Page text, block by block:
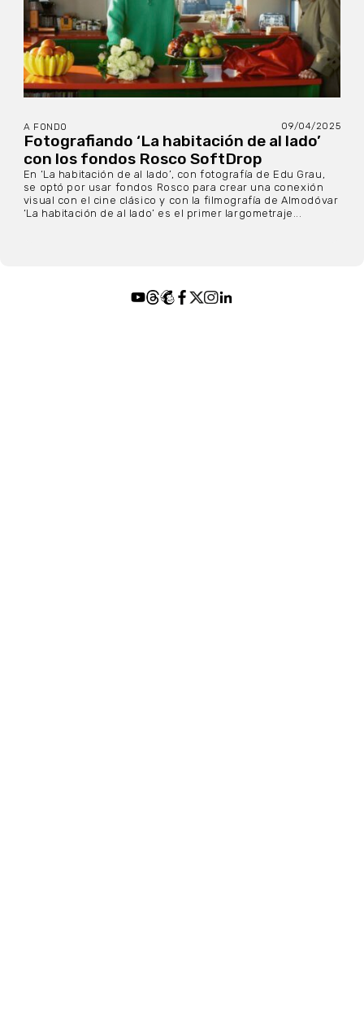
A FONDO 09/04/2025
Fotografiando ‘La habitación de al lado’
con los fondos Rosco SoftDrop
En ‘La habitación de al lado’, con fotografía de Edu Grau,
se optó por usar fondos Rosco para crear una conexión
visual con el cine clásico y con la filmografía de Almodóvar
‘La habitación de al lado’ es el primer largometraje...